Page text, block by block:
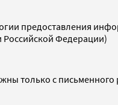
предоставления
Российской Федерации)
только с